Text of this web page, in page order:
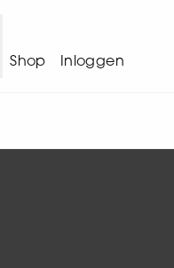
Shop Inloggen